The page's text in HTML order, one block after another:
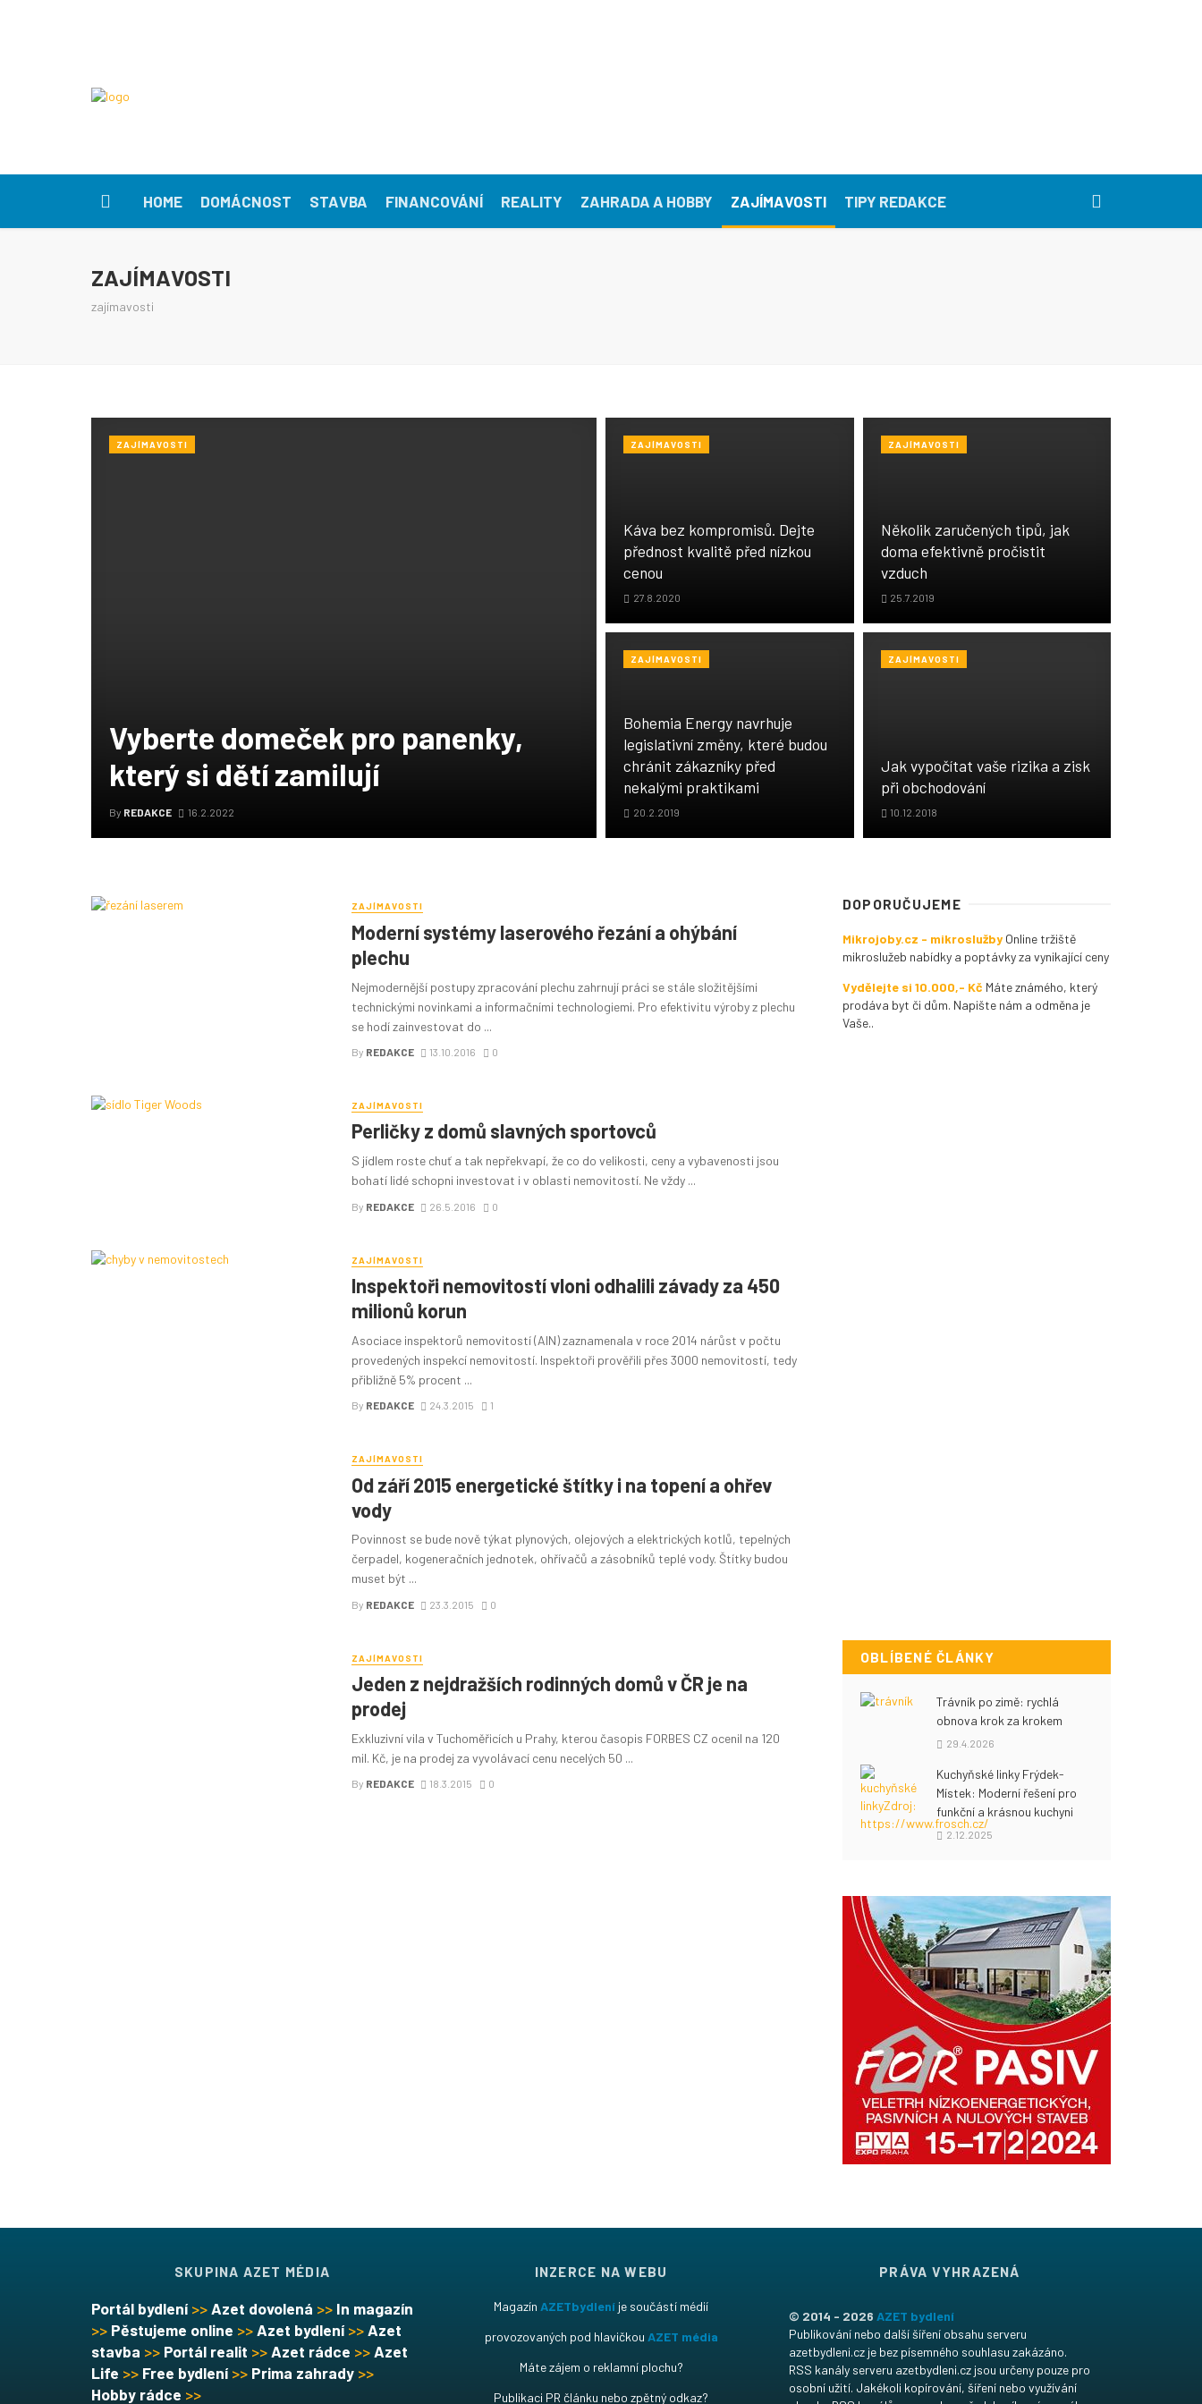
HOME DOMÁCNOST STAVBA FINANCOVÁNÍ REALITY ZAHRADA A HOBBY ZAJÍMAVOSTI TIPY REDAKCE
ZAJÍMAVOSTI
zajímavosti
Vyberte domeček pro panenky,
který si dětí zamilují
By REDAKCE 16.2.2022
ZAJÍMAVOSTI
Káva bez kompromisů. Dejte
přednost kvalitě před nízkou
cenou
27.8.2020
ZAJÍMAVOSTI
Několik zaručených tipů, jak
doma efektivně pročistit
vzduch
25.7.2019
ZAJÍMAVOSTI
Bohemia Energy navrhuje
legislativní změny, které budou
chránit zákazníky před
nekalými praktikami
20.2.2019
ZAJÍMAVOSTI
Jak vypočítat vaše rizika a zisk
při obchodování
10.12.2018
ZAJÍMAVOSTI
ZAJÍMAVOSTI
Moderní systémy laserového řezání a ohýbání
plechu
Nejmodernější postupy zpracování plechu zahrnují práci se stále složitějšími
technickými novinkami a informačními technologiemi. Pro efektivitu výroby z plechu
se hodí zainvestovat do ...
By REDAKCE 13.10.2016 0
ZAJÍMAVOSTI
Perličky z domů slavných sportovců
S jídlem roste chuť a tak nepřekvapí, že co do velikosti, ceny a vybavenosti jsou
bohatí lidé schopni investovat i v oblasti nemovitostí. Ne vždy ...
By REDAKCE 26.5.2016 0
ZAJÍMAVOSTI
Inspektoři nemovitostí vloni odhalili závady za 450
milionů korun
Asociace inspektorů nemovitostí (AIN) zaznamenala v roce 2014 nárůst v počtu
provedených inspekcí nemovitostí. Inspektoři prověřili přes 3000 nemovitostí, tedy
přibližně 5% procent ...
By REDAKCE 24.3.2015 1
ZAJÍMAVOSTI
Od září 2015 energetické štítky i na topení a ohřev
vody
Povinnost se bude nově týkat plynových, olejových a elektrických kotlů, tepelných
čerpadel, kogeneračních jednotek, ohřívačů a zásobníků teplé vody. Štítky budou
muset být ...
By REDAKCE 23.3.2015 0
ZAJÍMAVOSTI
Jeden z nejdražších rodinných domů v ČR je na
prodej
Exkluzivní vila v Tuchoměřicích u Prahy, kterou časopis FORBES CZ ocenil na 120
mil. Kč, je na prodej za vyvolávací cenu necelých 50 ...
By REDAKCE 18.3.2015 0
DOPORUČUJEME
Mikrojoby.cz - mikroslužby Online tržiště
mikroslužeb nabídky a poptávky za vynikající ceny
Vydělejte si 10.000,- Kč Máte známého, který
prodáva byt či dům. Napište nám a odměna je
Vaše..
OBLÍBENÉ ČLÁNKY
Trávník po zimě: rychlá
obnova krok za krokem
29.4.2026
Kuchyňské linky Frýdek-
Místek: Moderní řešení pro
funkční a krásnou kuchyni
2.12.2025
SKUPINA AZET MÉDIA
Portál bydlení>>Azet dovolená >> In magazín
>> Pěstujeme online >>Azet bydlení >>Azet
stavba >> Portál realit >>Azet rádce >>Azet
Life >> Free bydlení >> Prima zahrady >>
Hobby rádce >>
INZERCE NA WEBU
Magazín AZETbydlení je součástí médií
provozovaných pod hlavičkou AZET média
Máte zájem o reklamní plochu?
Publikaci PR článku nebo zpětný odkaz?
PRÁVA VYHRAZENÁ
© 2014 - 2026 AZET bydlení
Publikování nebo další šíření obsahu serveru
azetbydleni.cz je bez písemného souhlasu zakázáno.
RSS kanály serveru azetbydleni.cz jsou určeny pouze pro
osobní užití. Jakékoli kopírování, šíření nebo využívání